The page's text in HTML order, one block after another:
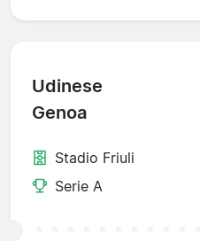
Udinese
Genoa
Stadio Friuli
Serie A